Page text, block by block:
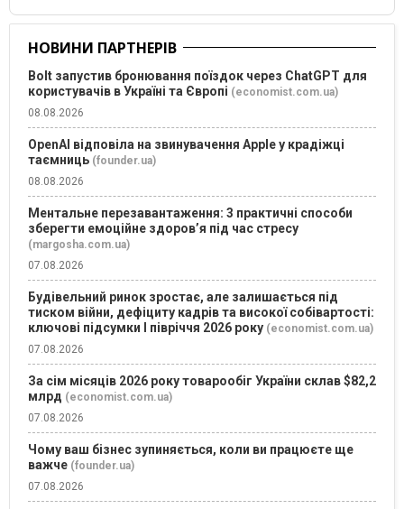
НОВИНИ ПАРТНЕРІВ
Bolt запустив бронювання поїздок через ChatGPT для
користувачів в Україні та Європі (economist.com.ua)
08.08.2026
OpenAI відповіла на звинувачення Apple у крадіжці
таємниць (founder.ua)
08.08.2026
Ментальне перезавантаження: 3 практичні способи
зберегти емоційне здоров’я під час стресу
(margosha.com.ua)
07.08.2026
Будівельний ринок зростає, але залишається під
тиском війни, дефіциту кадрів та високої собівартості:
ключові підсумки І півріччя 2026 року (economist.com.ua)
07.08.2026
За сім місяців 2026 року товарообіг України склав $82,2
млрд (economist.com.ua)
07.08.2026
Чому ваш бізнес зупиняється, коли ви працюєте ще
важче (founder.ua)
07.08.2026